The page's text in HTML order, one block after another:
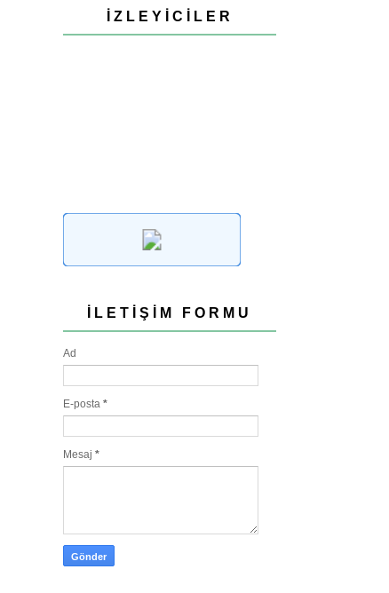
İZLEYICILER
İLETIŞIM FORMU
Ad
E-posta *
Mesaj *